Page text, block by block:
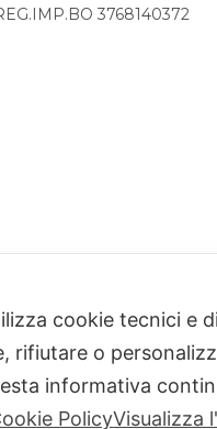
3768140372
cookie tecnici e
rifiutare o
informativa
PolicyVisualizza